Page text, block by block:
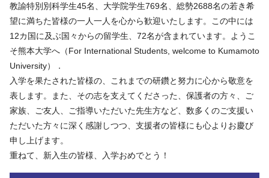
教諭特別別科学生45名、大学院学生769名、総勢2688名の若き希
望に満ちた皆様の一人一人を心から歓迎いたします。この中には
12カ国に及ぶ国々からの留学生、72名が含まれています。ようこ
そ熊本大学へ（For International Students, welcome to Kumamoto
University）．
入学を果たされた皆様の、これまでの研鑽と努力に心から敬意を
表します。また、その志を支えてくださった、保護者の方々、ご
家族、ご友人、ご指導いただいた先生方など、数多くのご支援い
ただいた方々に深く感謝しつつ、支援者の皆様にも心よりお慶び
申し上げます。
重ねて、新入生の皆様、入学おめでとう！